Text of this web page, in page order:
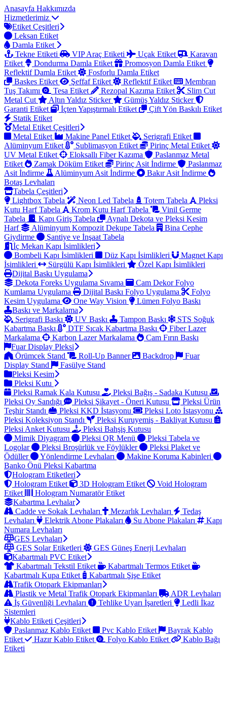
Anasayfa Hakkımızda
Hizmetlerimiz
Etiket Çeşitleri
Leksan Etiket
Damla Etiket
Tekne Etiketi
VIP Araç Etiketi Uçak Etiket
Karavan
Etiket
Dondurma Damla Etiket
Promosyon Damla Etiket
Reflektif Damla Etiket
Fosforlu Damla Etiket
Baskes Etiket
Şeffaf Etiket Reflektif Etiket
Membran
Tuş Takımı
Tesa Etiket Rezopal Kazıma Etiket
Slim Cut
Metal Cut
Altın Yaldız Sticker
Gümüş Yaldız Sticker
Garanti Etiket
İçten Yapıştırmalı Etiket
Çift Yön Baskılı Etiket
Statik Etiket
Metal Etiket Çeşitleri
Metal Etiket
Makine Panel Etiket
Serigrafi Etiket
Alüminyum Etiket
Sublimasyon Etiket
Pirinç Metal Etiket
UV Metal Etiket
Eloksallı Fiber Kazıma
Paslanmaz Metal
Etiket
Zamak Döküm Etiket Pirinç Asit İndirme
Paslanmaz
Asit İndirme
Alüminyum Asit İndirme
Bakır Asit İndirme
Botaş Levhaları
Tabela Çeşitleri
Lightbox Tabela
Neon Led Tabela Totem Tabela
Pleksi
Kutu Harf Tabela
Krom Kutu Harf Tabela
Vinil Germe
Tabela
Kapı Giriş Tabela
Aynalı Dekota ve Pleksi Kesim
Harf
Alüminyum Kompozit Dekupe Tabela
Bina Cephe
Giydirme
Şantiye ve İnşaat Tabela
İç Mekan Kapı İsimlikleri
Bombeli Kapı İsimlikleri
Düz Kapı İsimlikleri
Magnet Kapı
İsimlikleri
Sürgülü Kapı İsimlikleri
Özel Kapı İsimlikleri
Dijital Baskı Uygulama
Dekota Foreks Uygulama Sıvama
Cam Dekor Folyo
Kumlama Uygulama
Dijital Baskı Folyo Uygulama
Folyo
Kesim Uygulama
One Way Vision
Lümen Folyo Baskı
Baskı ve Markalama
Serigrafi Baskı
UV Baskı Tampon Baskı
STS Soğuk
Kabartma Baskı
DTF Sıcak Kabartma Baskı
Fiber Lazer
Markalama
Karbon Lazer Markalama
Cam Fırın Baskı
Fuar Display Pleksi
Örümcek Stand
Roll-Up Banner Backdrop
Fuar
Display Stand
Fasülye Stand
Pleksi Kesim
Pleksi Kutu
Pleksi Ramak Kala Kutusu
Pleksi Bağış - Sadaka Kutusu
Pleksi Oy Sandığı
Pleksi Şikayet - Öneri Kutusu
Pleksi Ürün
Teşhir Standı
Pleksi KKD İstasyonu
Pleksi Loto İstasyonu
Pleksi Koleksiyon Standı
Pleksi Kuruyemiş - Bakliyat Kutusu
Pleksi Anket Kutusu
Pleksi Bahşiş Kutusu
Mimik Diyagram
Pleksi QR Menü
Pleksi Tabela ve
Logolar
Pleksi Broşürlük ve Föylükler
Pleksi Plaket ve
Ödüller
Yönlendirme Levhaları
Makine Koruma Kabinleri
Banko Önü Pleksi Kabartma
Hologram Etiketleri
Hologram Etiket
3D Hologram Etiket
Void Hologram
Etiket
Hologram Numaratör Etiket
Kabartma Levhalar
Cadde ve Sokak Levhaları
Mezarlık Levhaları
Tedaş
Levhaları
Elektrik Abone Plakaları Su Abone Plakaları
Kapı
Numara Levhaları
GES Levhaları
GES Solar Etiketleri
GES Güneş Enerji Levhaları
Kabartmalı PVC Etiket
Kabartmalı Tekstil Etiket
Kabartmalı Termos Etiket
Kabartmalı Kupa Etiket
Kabartmalı Şişe Etiket
Trafik Otopark Ekipmanları
Plastik ve Metal Trafik Otopark Ekipmanları
ADR Levhaları
İş Güvenliği Levhaları
Tehlike Uyarı İşaretleri
Ledli İkaz
Sistemleri
Kablo Etiketi Çeşitleri
Paslanmaz Kablo Etiket
Pvc Kablo Etiket
Bayrak Kablo
Etiket
Hazır Kablo Etiket Folyo Kablo Etiket
Kablo Bağı
Etiketi